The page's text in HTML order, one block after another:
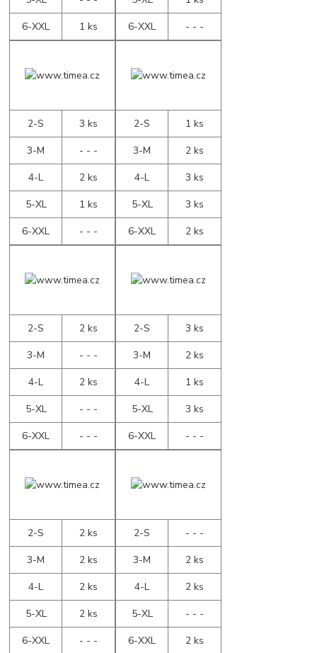
6-XXL
1 ks
6-XXL
- - -
2-S
3 ks
3-M
- - -
4-L
2 ks
5-XL
1 ks
6-XXL
- - -
2-S
1 ks
3-M
2 ks
4-L
3 ks
5-XL
3 ks
6-XXL
2 ks
2-S
2 ks
3-M
- - -
4-L
2 ks
5-XL
- - -
6-XXL
- - -
2-S
3 ks
3-M
2 ks
4-L
1 ks
5-XL
3 ks
6-XXL
- - -
2-S
2 ks
3-M
2 ks
4-L
2 ks
5-XL
2 ks
6-XXL
- - -
2-S
- - -
3-M
2 ks
4-L
2 ks
5-XL
- - -
6-XXL
2 ks